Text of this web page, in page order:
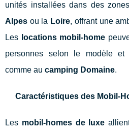
unités installées dans des
Alpes ou la Loire, offrant une
Les locations mobil-home
personnes selon le modèle et
comme au camping Domaine.
Caractéristiques des Mobil-
Les mobil-homes de luxe